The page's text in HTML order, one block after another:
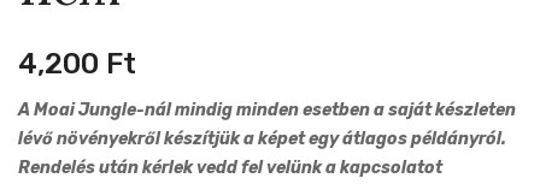
4,200 Ft
A Moai Jungle-nál mindig minden esetben a saját készleten
lévő növényekről készítjük a képet egy átlagos példányról.
Rendelés után kérlek vedd fel velünk a kapcsolatot